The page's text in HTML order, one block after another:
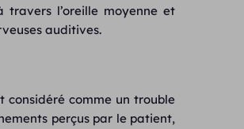
l’oreille moyenne et
auditives.
considéré comme un trouble
perçus par le patient,